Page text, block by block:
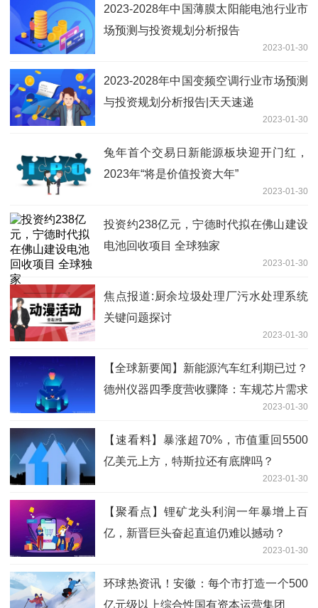
2023-2028年中国薄膜太阳能电池行业市
场预测与投资规划分析报告
2023-01-30
2023-2028年中国变频空调行业市场预测
与投资规划分析报告|天天速递
2023-01-30
兔年首个交易日新能源板块迎开门红，
2023年“将是价值投资大年”
2023-01-30
投资约238亿元，宁德时代拟在佛山建设
电池回收项目 全球独家
2023-01-30
焦点报道:厨余垃圾处理厂污水处理系统
关键问题探讨
2023-01-30
【全球新要闻】新能源汽车红利期已过？
德州仪器四季度营收骤降：车规芯片需求
2023-01-30
【速看料】暴涨超70%，市值重回5500
亿美元上方，特斯拉还有底牌吗？
2023-01-30
【聚看点】锂矿龙头利润一年暴增上百
亿，新晋巨头奋起直追仍难以撼动？
2023-01-30
环球热资讯！安徽：每个市打造一个500
亿元级以上综合性国有资本运营集团